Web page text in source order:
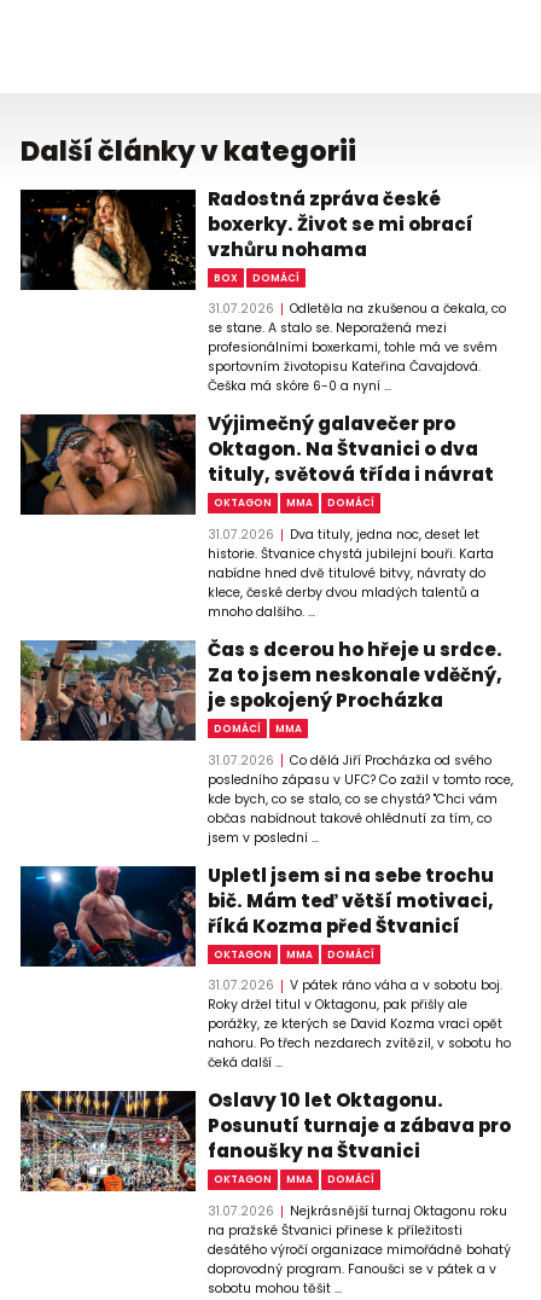
Další články v kategorii
Radostná zpráva české
boxerky. Život se mi obrací
vzhůru nohama
BOX DOMÁCÍ
31.07.2026
Odletěla na zkušenou a čekala, co
se stane. A stalo se. Neporažená mezi
profesionálními boxerkami, tohle má ve svém
sportovním životopisu Kateřina Čavajdová.
Češka má skóre 6-0 a nyní ...
Výjimečný galavečer pro
Oktagon. Na Štvanici o dva
tituly, světová třída i návrat
OKTAGON MMA DOMÁCÍ
31.07.2026
Dva tituly, jedna noc, deset let
historie. Štvanice chystá jubilejní bouři. Karta
nabídne hned dvě titulové bitvy, návraty do
klece, české derby dvou mladých talentů a
mnoho dalšího. ...
Čas s dcerou ho hřeje u srdce.
Za to jsem neskonale vděčný,
je spokojený Procházka
DOMÁCÍ MMA
31.07.2026
Co dělá Jiří Procházka od svého
posledního zápasu v UFC? Co zažil v tomto roce,
kde bych, co se stalo, co se chystá? "Chci vám
občas nabídnout takové ohlédnutí za tím, co
jsem v poslední ...
Upletl jsem si na sebe trochu
bič. Mám teď větší motivaci,
říká Kozma před Štvanicí
OKTAGON MMA DOMÁCÍ
31.07.2026
V pátek ráno váha a v sobotu boj.
Roky držel titul v Oktagonu, pak přišly ale
porážky, ze kterých se David Kozma vrací opět
nahoru. Po třech nezdarech zvítězil, v sobotu ho
čeká další ...
Oslavy 10 let Oktagonu.
Posunutí turnaje a zábava pro
fanoušky na Štvanici
OKTAGON MMA DOMÁCÍ
31.07.2026
Nejkrásnější turnaj Oktagonu roku
na pražské Štvanici přinese k příležitosti
desátého výročí organizace mimořádně bohatý
doprovodný program. Fanoušci se v pátek a v
sobotu mohou těšit ...